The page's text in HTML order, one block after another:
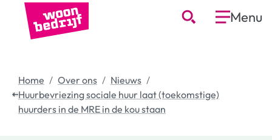
Menu
Home Over ons
Nieuws
Huurbevriezing sociale huur laat (toekomstige)
huurders in de MRE in de kou staan